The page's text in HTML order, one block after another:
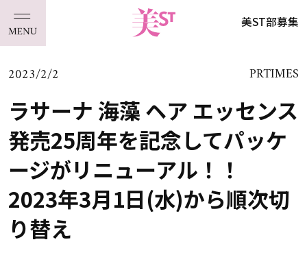
美ST部募集
2023/2/2 PRTIMES
ラサーナ 海藻 ヘア エッセンス
発売25周年を記念してパッケ
ージがリニューアル！！
2023年3月1日(水)から順次切
り替え